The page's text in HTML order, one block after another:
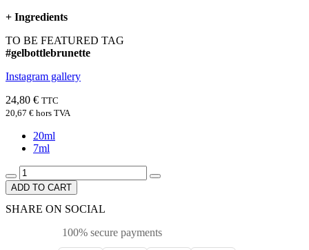
+ Ingredients
TO BE FEATURED TAG
#gelbottlebrunette
Instagram gallery
24,80 € TTC
20,67 € hors TVA
20ml
7ml
ADD TO CART
SHARE ON SOCIAL
100% secure payments